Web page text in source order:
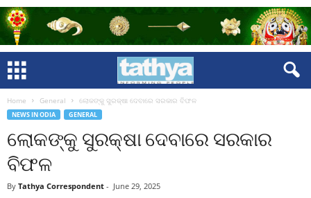
Home General ଲୋକଙ୍କୁ ସୁରକ୍ଷା ଦେବାରେ ସରକାର ବିଫଳ
NEWS IN ODIA GENERAL
ଲୋକଙ୍କୁ ସୁରକ୍ଷା ଦେବାରେ ସରକାର
ବିଫଳ
By Tathya Correspondent - June 29, 2025